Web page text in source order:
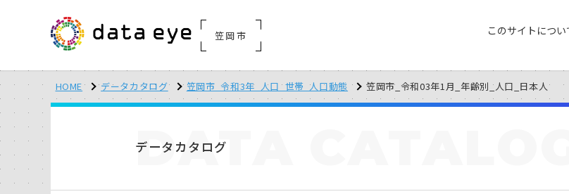
笠岡市 このサイトについ
HOME データカタログ 笠岡市_令和3年_人口_世帯_人口動態 笠岡市_令和03年1月_年齢別_人口_日本人
データカタログ
DATA